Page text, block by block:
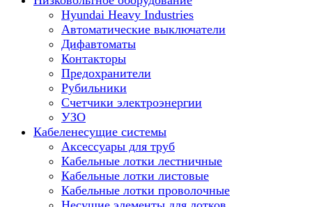
Hyundai Heavy Industries
Автоматические выключатели
Дифавтоматы
Контакторы
Предохранители
Рубильники
Счетчики электроэнергии
УЗО
Кабеленесущие системы
Аксессуары для труб
Кабельные лотки лестничные
Кабельные лотки листовые
Кабельные лотки проволочные